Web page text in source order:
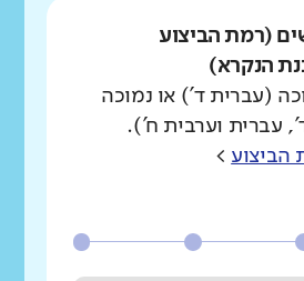
(רמת הביצוע
הנקרא)
(עברית ד') או נמוכה
עברית וערבית ח').
הביצוע >